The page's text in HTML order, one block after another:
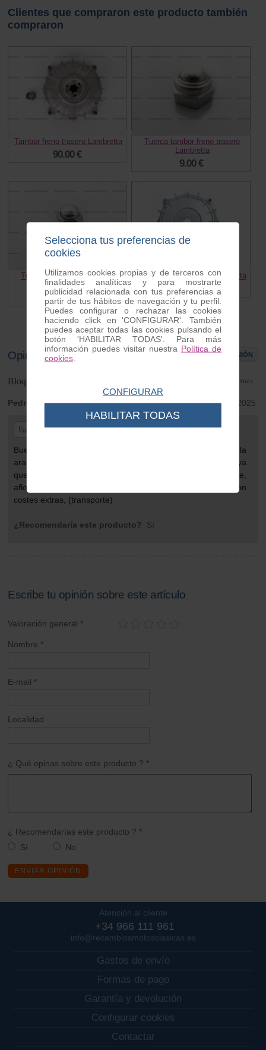
Clientes que compraron este producto también
compraron
Tambor freno trasero Lambretta
90.00 €
Tuerca tambor freno trasero
Lambretta
9.00 €
Tuerca tambor freno trasero
Lambretta
12.00 €
Tambor freno trasero Lambretta
91.65 €
Opiniones de clientes ESCRIBIR OPINIÓN
Bloqueo tambor trasero Lambretta opiniones
Pedro José| de Felanitx | Tuesday 11 de November de 2025
Valoración general:
Buen producto, rapidez y profesionalidad. Nota, Al pedir la
arandela de la rueda trasera, deberian de incluir la tuerca, ya
que algunas estan deterioradas por detras y no se ve,
aflojandose de nuevo y tener que hacer otro pedido con
costes extras, (transporte)
¿Recomendaría este producto? Sí
Escribe tu opinión sobre este artículo
Valoración general *
Nombre *
E-mail *
Localidad
¿ Qué opinas sobre este producto ? *
¿ Recomendarías este producto ? *
Sí
No
ENVIAR OPINIÓN
Atención al cliente
+34 966 111 961
info@recambiosmotosclasicas.es
Gastos de envío
Formas de pago
Garantía y devolución
Configurar cookies
Contactar
Selecciona tus preferencias de
cookies
Utilizamos cookies propias y de terceros con
finalidades analíticas y para mostrarte
publicidad relacionada con tus preferencias a
partir de tus hábitos de navegación y tu perfil.
Puedes configurar o rechazar las cookies
haciendo click en 'CONFIGURAR'. También
puedes aceptar todas las cookies pulsando el
botón 'HABILITAR TODAS'. Para más
información puedes visitar nuestra Política de
cookies.
CONFIGURAR
HABILITAR TODAS